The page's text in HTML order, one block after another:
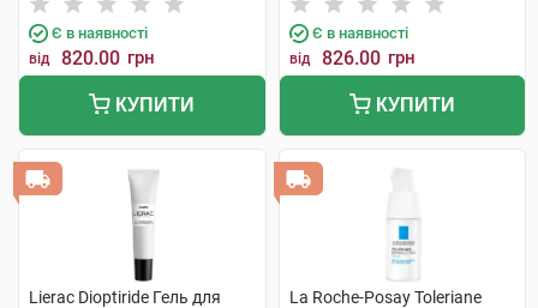
Є в наявності
від 820.00 грн
КУПИТИ
Є в наявності
від 826.00 грн
КУПИТИ
Lierac Dioptiride Гель для
La Roche-Posay Toleriane